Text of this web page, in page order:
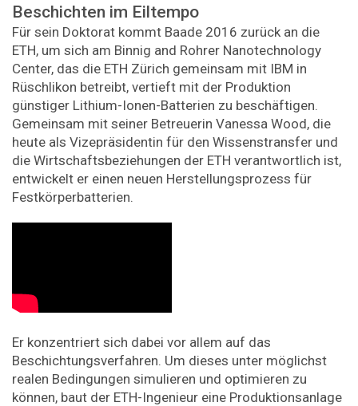
Beschichten im Eiltempo
Für sein Doktorat kommt Baade 2016 zurück an die
ETH, um sich am Binnig and Rohrer Nanotechnology
Center, das die ETH Zürich gemeinsam mit IBM in
Rüschlikon betreibt, vertieft mit der Produktion
günstiger Lithium-​Ionen-Batterien zu beschäftigen.
Gemeinsam mit seiner Betreuerin Vanessa Wood, die
heute als Vizepräsidentin für den Wissenstransfer und
die Wirtschaftsbeziehungen der ETH verantwortlich ist,
entwickelt er einen neuen Herstellungsprozess für
Festkörperbatterien.
Er konzentriert sich dabei vor allem auf das
Beschichtungsverfahren. Um dieses unter möglichst
realen Bedingungen simulieren und optimieren zu
können, baut der ETH-​Ingenieur eine Produktionsanlage